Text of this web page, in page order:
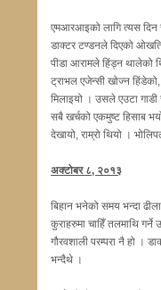
एमआरआइको लागि त्यस दिन
डाक्टर टण्डनले दिएको
पीडा आरामले हिंड्न थालेको
ट्राभल एजेन्सी खोज्न
मिलाइयो । उसले एउटा
सबै खर्चको एकमुष्ट हिसाब
देखायो, राम्रो थियो ।
अक्टोबर ८, २०१३
बिहान भनेको समय भन्दा
कुराहरुमा चाहिँ तलमाथि
गौरवशाली परम्परा नै हो ।
भन्दैथे ।